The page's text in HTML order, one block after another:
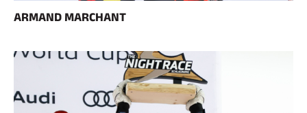
ARMAND MARCHANT